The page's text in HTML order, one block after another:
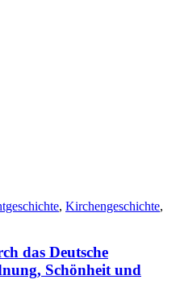
, Kirchengeschichte,
das Deutsche
Schönheit und